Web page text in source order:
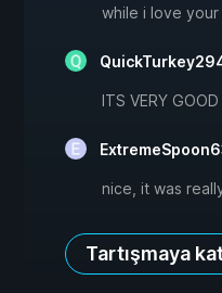
while i love
ITS VERY
nice, it was
Tartışmaya